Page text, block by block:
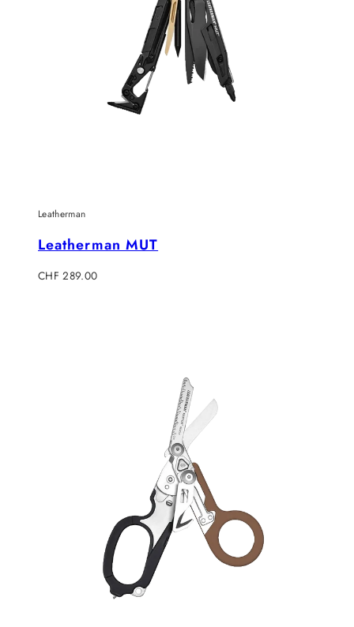
Leatherman
Leatherman MUT
Regulärer
CHF 289.00